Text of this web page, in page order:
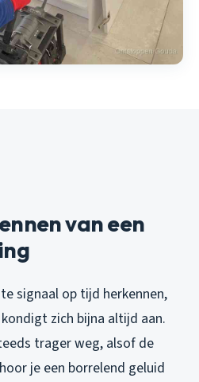
van een
signaal op tijd herkennen,
zich bijna altijd aan.
trager weg, alsof de
je een borrelend geluid